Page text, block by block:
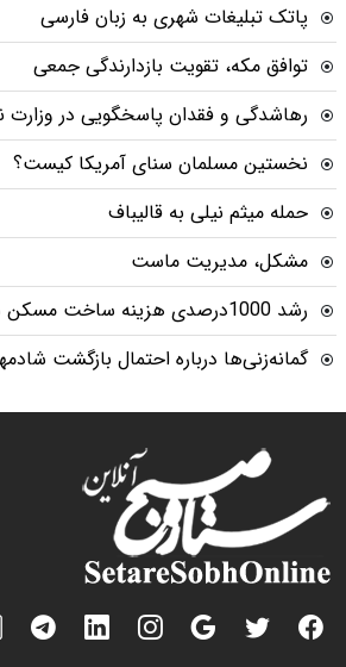
پاتک تبلیغات شهری به زبان فارسی
توافق مکه، تقویت بازدارندگی جمعی
رهاشدگی و فقدان پاسخگویی در وزارت
نخستین مسلمان سنای آمریکا کیست؟
حمله میثم نیلی به قالیباف
مشکل، مدیریت ماست
رشد 1000درصدی هزینه ساخت مسکن در 5 سال
گمانه‌زنی‌ها درباره احتمال بازگشت